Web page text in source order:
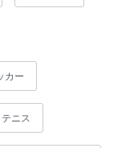
カー
テニス